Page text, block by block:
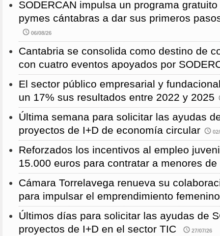
SODERCAN impulsa un programa
pymes cántabras a dar sus primeros
06/08/26
Cantabria se consolida como destino de
con cuatro eventos apoyados por
El sector público empresarial y
un 17% sus resultados entre 2022 y 2025
Última semana para solicitar las ayudas
proyectos de I+D de economía circular
Reforzados los incentivos al empleo
15.000 euros para contratar a menores
Cámara Torrelavega renueva su
para impulsar el emprendimiento femenino
Últimos días para solicitar las ayudas de
proyectos de I+D en el sector TIC
27/07/26